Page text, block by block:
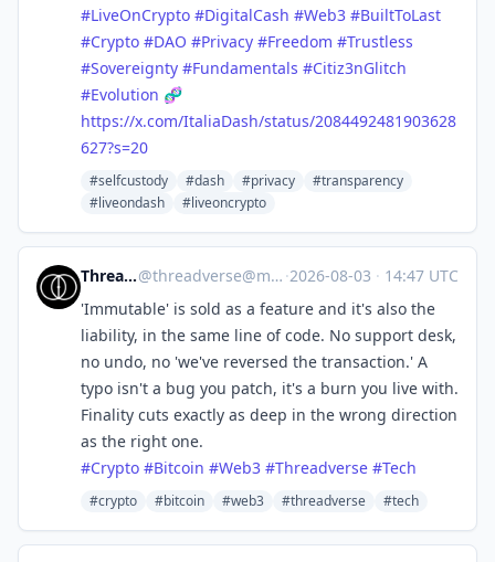
#LiveOnCrypto #DigitalCash #Web3 #BuiltToLast
#Crypto #DAO #Privacy #Freedom #Trustless
#Sovereignty #Fundamentals #Citiz3nGlitch
#Evolution 🧬
https://x.com/ItaliaDash/status/2084492481903628
627?s=20
#selfcustody #dash #privacy
#transparency
#liveondash
#liveoncrypto
Threadverse@threadverse@mastodon.social ·2026-08-03 · 14:47 UTC
'Immutable' is sold as a feature and it's also the
liability, in the same line of code. No support desk,
no undo, no 'we've reversed the transaction.' A
typo isn't a bug you patch, it's a burn you live with.
Finality cuts exactly as deep in the wrong direction
as the right one.
#Crypto #Bitcoin #Web3 #Threadverse #Tech
#crypto #bitcoin #web3 #threadverse #tech